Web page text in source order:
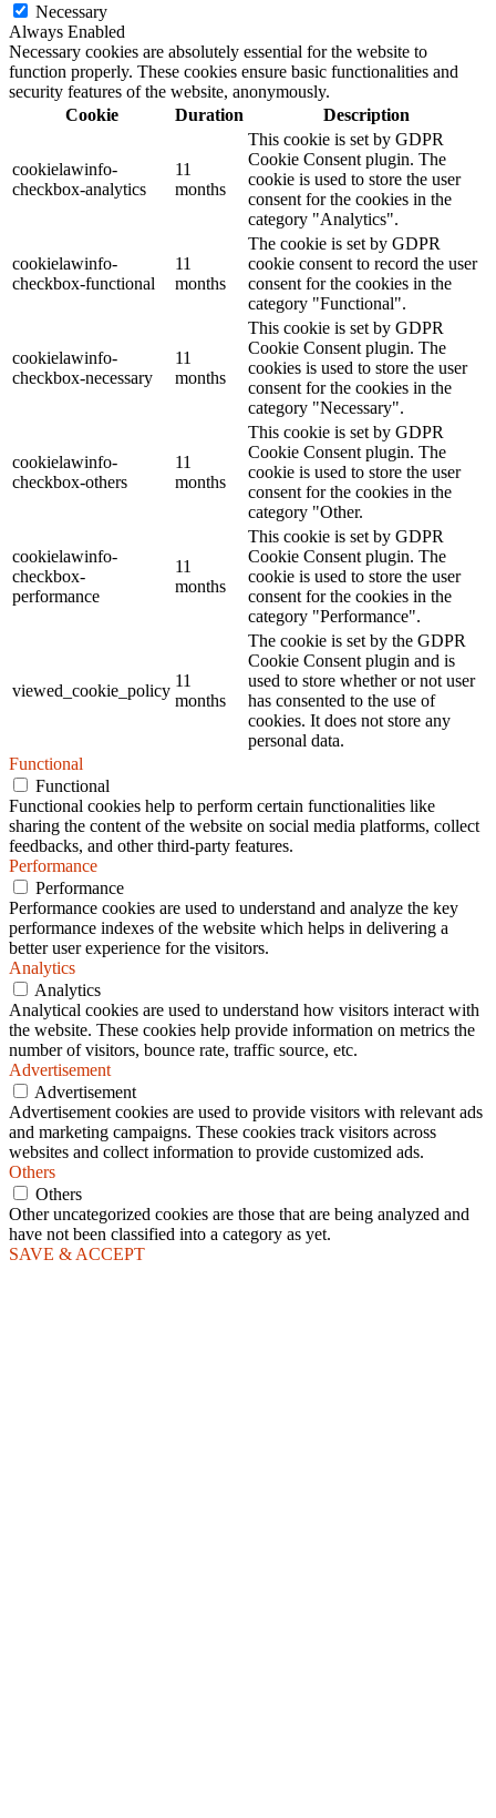
Necessary
Always Enabled
Necessary cookies are absolutely essential for the website to
function properly. These cookies ensure basic functionalities and
security features of the website, anonymously.
Cookie
Duration Description
cookielawinfo-
checkbox-analytics
11
months
This cookie is set by GDPR
Cookie Consent plugin. The
cookie is used to store the user
consent for the cookies in the
category "Analytics".
cookielawinfo-
checkbox-functional
11
months
The cookie is set by GDPR
cookie consent to record the user
consent for the cookies in the
category "Functional".
cookielawinfo-
checkbox-necessary
11
months
This cookie is set by GDPR
Cookie Consent plugin. The
cookies is used to store the user
consent for the cookies in the
category "Necessary".
cookielawinfo-
checkbox-others
11
months
This cookie is set by GDPR
Cookie Consent plugin. The
cookie is used to store the user
consent for the cookies in the
category "Other.
cookielawinfo-
checkbox-
performance
11
months
This cookie is set by GDPR
Cookie Consent plugin. The
cookie is used to store the user
consent for the cookies in the
category "Performance".
viewed_cookie_policy
11
months
The cookie is set by the GDPR
Cookie Consent plugin and is
used to store whether or not user
has consented to the use of
cookies. It does not store any
personal data.
Functional
Functional
Functional cookies help to perform certain functionalities like
sharing the content of the website on social media platforms, collect
feedbacks, and other third-party features.
Performance
Performance
Performance cookies are used to understand and analyze the key
performance indexes of the website which helps in delivering a
better user experience for the visitors.
Analytics
Analytics
Analytical cookies are used to understand how visitors interact with
the website. These cookies help provide information on metrics the
number of visitors, bounce rate, traffic source, etc.
Advertisement
Advertisement
Advertisement cookies are used to provide visitors with relevant ads
and marketing campaigns. These cookies track visitors across
websites and collect information to provide customized ads.
Others
Others
Other uncategorized cookies are those that are being analyzed and
have not been classified into a category as yet.
SAVE & ACCEPT